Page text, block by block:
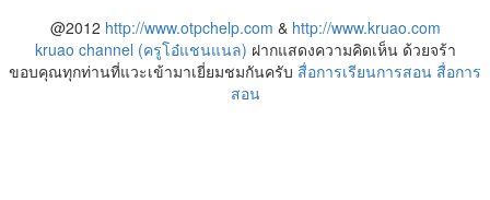
@2012 http://www.otpchelp.com & http://www.kruao.com
kruao channel (ครูโอ๋แชนแนล) ฝากแสดงความคิดเห็น ด้วยจร้า
ขอบคุณทุกท่านที่แวะเข้ามาเยี่ยมชมกันครับ สื่อการเรียนการสอน สื่อการ
สอน